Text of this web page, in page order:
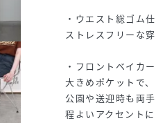
・ウエスト総ゴム
ストレスフリーな
・フロントベイカ
大きめポケットで
公園や送迎時も両
程よいアクセント